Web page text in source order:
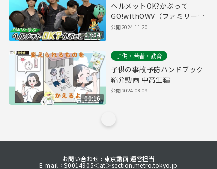
07:04
ヘルメットOK?かぶって
GO!withOWV（ファミリー
編）自転車ヘルメット着用促
公開2024.11.20
00:16
子供・若者・教育
子供の事故予防ハンドブック
紹介動画 中高生編
公開2024.08.09
お問い合わせ : 東京動画 運営担当
E-mail：S0014905＜at＞section.metro.tokyo.jp